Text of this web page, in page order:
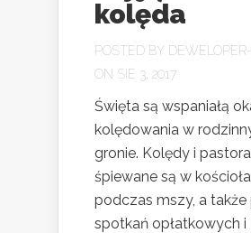
kolęda
POSTED BY DEWELOPER-
ON SIE 3, 2017
Święta są wspaniałą
kolędowania w
gronie. Kolędy i
śpiewane są w
podczas mszy, a
spotkań opłatkowych i